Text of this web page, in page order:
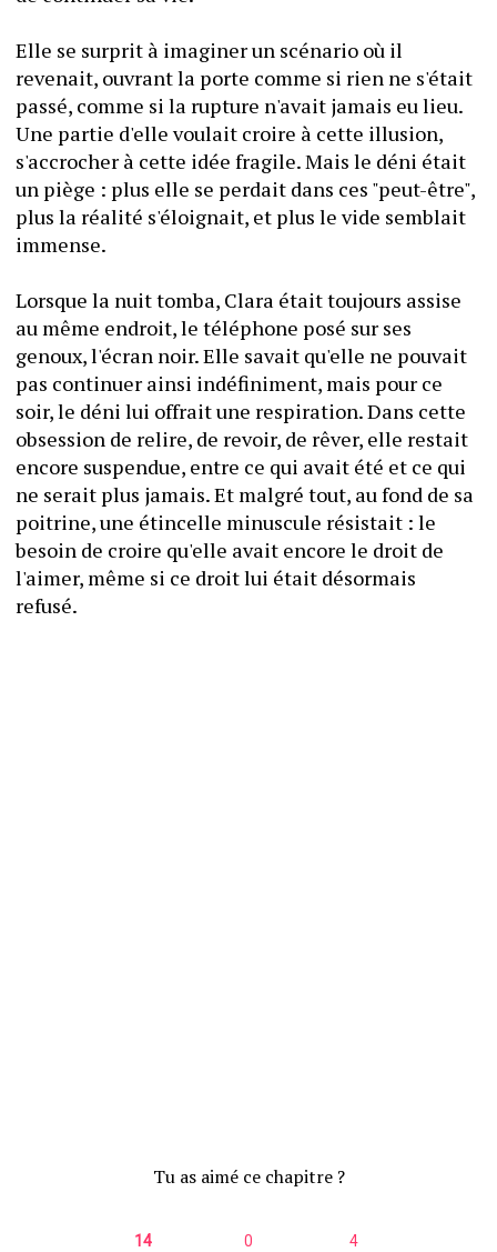
Elle se surprit à imaginer un scénario où il
revenait, ouvrant la porte comme si rien ne s'était
passé, comme si la rupture n'avait jamais eu lieu.
Une partie d'elle voulait croire à cette illusion,
s'accrocher à cette idée fragile. Mais le déni était
un piège : plus elle se perdait dans ces "peut-être",
plus la réalité s'éloignait, et plus le vide semblait
immense.
Lorsque la nuit tomba, Clara était toujours assise
au même endroit, le téléphone posé sur ses
genoux, l'écran noir. Elle savait qu'elle ne pouvait
pas continuer ainsi indéfiniment, mais pour ce
soir, le déni lui offrait une respiration. Dans cette
obsession de relire, de revoir, de rêver, elle restait
encore suspendue, entre ce qui avait été et ce qui
ne serait plus jamais. Et malgré tout, au fond de sa
poitrine, une étincelle minuscule résistait : le
besoin de croire qu'elle avait encore le droit de
l'aimer, même si ce droit lui était désormais
refusé.
Tu as aimé ce chapitre ?
14 0 4